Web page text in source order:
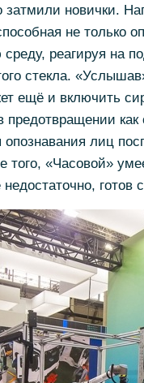
затмили новички.
не только
реагируя на
стекла.
ещё и включить
предотвращении
лиц
«Часовой»
готов